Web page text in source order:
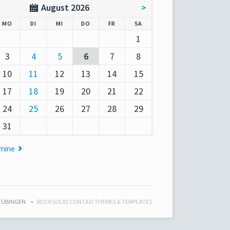
August 2026 >
MO DIENSTAG
MITTWOCH
DO NNERSTAG
FR SA
1
3 4 5 6 7
8
10 11 12 13 14
15
17 18 19 20 21
22
24 25 26 27 28
29
31
ROCKSOLID CONTAO THEMES & TEMPLATES